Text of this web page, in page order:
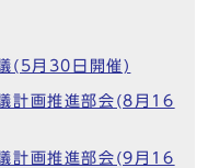
(5月30日開催)
計画推進部会(8月16
計画推進部会(9月16